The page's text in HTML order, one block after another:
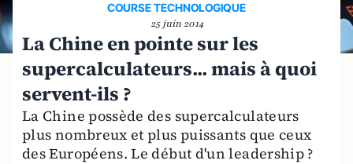
COURSE TECHNOLOGIQUE
25 juin 2014
La Chine en pointe sur les
supercalculateurs... mais à quoi
servent-ils ?
La Chine possède des supercalculateurs
plus nombreux et plus puissants que ceux
des Européens. Le début d'un leadership ?